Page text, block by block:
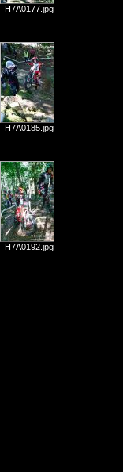
_H7A0177.jpg
_H7A0185.jpg
_H7A0192.jpg